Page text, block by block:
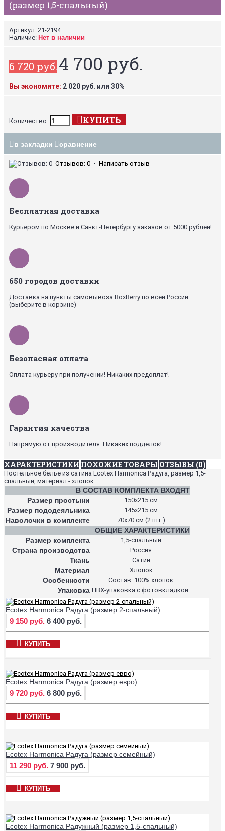
(размер 1,5-спальный)
Артикул: 21-2194
Наличие: Нет в наличии
6 720 руб.4 700 руб.
Вы экономите: 2 020 руб. или 30%
Количество: КУПИТЬ
в закладки сравнение
Отзывов: 0 • Написать отзыв
Бесплатная доставка
Курьером по Москве и Санкт-Петербургу заказов от 5000 рублей!
650 городов доставки
Доставка на пункты самовывоза BoxBerry по всей России
(выберите в корзине)
Безопасная оплата
Оплата курьеру при получении! Никаких предоплат!
Гарантия качества
Напрямую от производителя. Никаких подделок!
ХАРАКТЕРИСТИКИ ПОХОЖИЕ ТОВАРЫ ОТЗЫВЫ (0)
Постельное белье из сатина Ecotex Harmonica Радуга, размер 1,5-
спальный, материал - хлопок
В СОСТАВ КОМПЛЕКТА ВХОДЯТ
Размер простыни
150х215 см
Размер пододеяльника 145х215 см
Наволочки в комплекте 70х70 см (2 шт.)
ОБЩИЕ ХАРАКТЕРИСТИКИ
Размер комплекта
1,5-спальный
Страна производства Россия
Ткань Сатин
Материал Хлопок
Особенности Состав: 100% хлопок
Упаковка ПВХ-упаковка с фотовкладкой.
Ecotex Harmonica Радуга (размер 2-спальный)
9 150 руб. 6 400 руб.
КУПИТЬ
Ecotex Harmonica Радуга (размер евро)
9 720 руб. 6 800 руб.
КУПИТЬ
Ecotex Harmonica Радуга (размер семейный)
11 290 руб. 7 900 руб.
КУПИТЬ
Ecotex Harmonica Радужный (размер 1,5-спальный)